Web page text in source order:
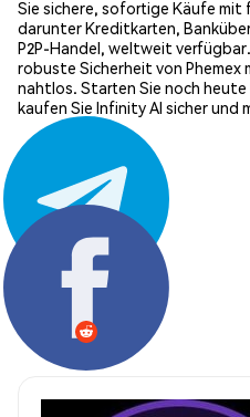
Sie sichere, sofortige Käufe
darunter Kreditkarten,
P2P-Handel, weltweit
robuste Sicherheit von Phemex
nahtlos. Starten Sie noch
kaufen Sie Infinity AI sicher und
Teilen: